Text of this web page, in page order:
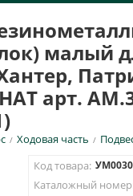
малый
арт.
/ Ходовая часть /
Код товара:
Каталожный
номер телефона для
письмом
SMS уведомления